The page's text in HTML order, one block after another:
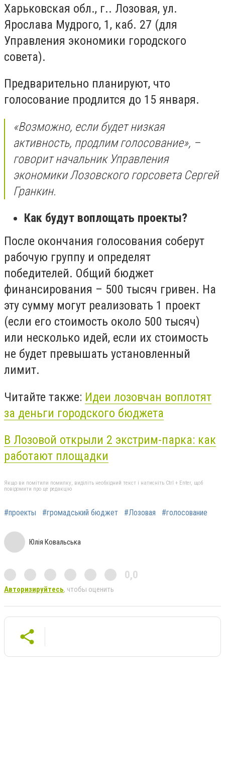
Харьковская обл., г.. Лозовая, ул.
Ярослава Мудрого, 1, каб. 27 (для
Управления экономики городского
совета).
Предварительно планируют, что
голосование продлится до 15 января.
«Возможно, если будет низкая
активность, продлим голосование», –
говорит начальник Управления
экономики Лозовского горсовета Сергей
Гранкин.
Как будут воплощать проекты?
После окончания голосования соберут
рабочую группу и определят
победителей. Общий бюджет
финансирования – 500 тысяч гривен. На
эту сумму могут реализовать 1 проект
(если его стоимость около 500 тысяч)
или несколько идей, если их стоимость
не будет превышать установленный
лимит.
Читайте также: Идеи лозовчан воплотят
за деньги городского бюджета
В Лозовой открыли 2 экстрим-парка: как
работают площадки
Якщо ви помітили помилку, виділіть необхідний текст і натисніть Ctrl + Enter, щоб
повідомити про це редакцію
#проекты #громадський бюджет #Лозовая #голосование
Юлія Ковальська
0,0
Авторизируйтесь, чтобы оценить